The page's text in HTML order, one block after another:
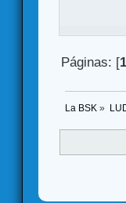
Páginas: [
La BSK »